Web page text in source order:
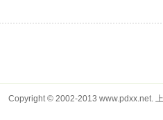
Copyright © 2002-2013 www.pdxx.net.